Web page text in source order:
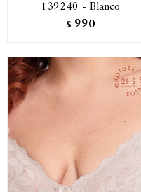
139240 - Blanco
$ 990